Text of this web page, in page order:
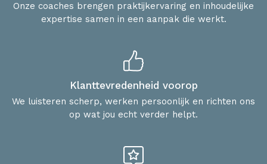
Onze coaches brengen praktijkervaring en inhoudelijke
expertise samen in een aanpak die werkt.
Klanttevredenheid voorop
We luisteren scherp, werken persoonlijk en richten ons
op wat jou echt verder helpt.